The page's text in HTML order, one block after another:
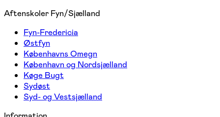
Aftenskoler Fyn/Sjælland
Fyn-Fredericia
Østfyn
Københavns Omegn
København og Nordsjælland
Køge Bugt
Sydøst
Syd- og Vestsjælland